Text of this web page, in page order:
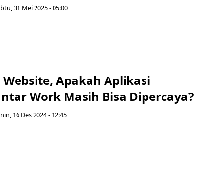
31 Mei 2025 - 05:00
Apakah Aplikasi
Work Masih Bisa Dipercaya?
16 Des 2024 - 12:45